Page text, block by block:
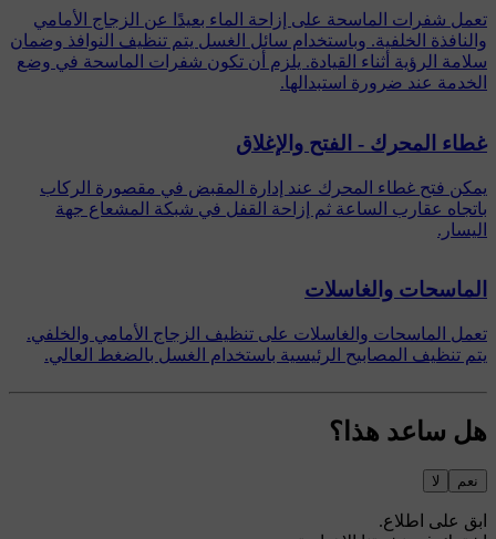
تعمل شفرات الماسحة على إزاحة الماء بعيدًا عن الزجاج الأمامي
والنافذة الخلفية. وباستخدام سائل الغسل يتم تنظيف النوافذ وضمان
سلامة الرؤية أثناء القيادة. يلزم أن تكون شفرات الماسحة في وضع
الخدمة عند ضرورة استبدالها.
غطاء المحرك - الفتح والإغلاق
يمكن فتح غطاء المحرك عند إدارة المقبض في مقصورة الركاب
باتجاه عقارب الساعة ثم إزاحة القفل في شبكة المشعاع جهة
اليسار.
الماسحات والغاسلات
تعمل الماسحات والغاسلات على تنظيف الزجاج الأمامي والخلفي.
يتم تنظيف المصابيح الرئيسية باستخدام الغسل بالضغط العالي.
هل ساعد هذا؟
نعم لا